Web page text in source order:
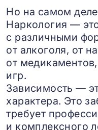
Но на самом
Наркология —
с различными
от алкоголя, от
от
игр.
Зависимость —
характера. Это
требует
и комплексного